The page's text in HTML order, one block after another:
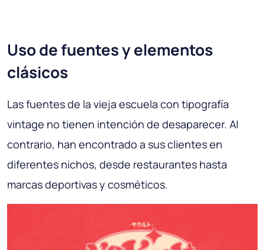
Uso de fuentes y elementos
clásicos
Las fuentes de la vieja escuela con tipografía
vintage no tienen intención de desaparecer. Al
contrario, han encontrado a sus clientes en
diferentes nichos, desde restaurantes hasta
marcas deportivas y cosméticos.